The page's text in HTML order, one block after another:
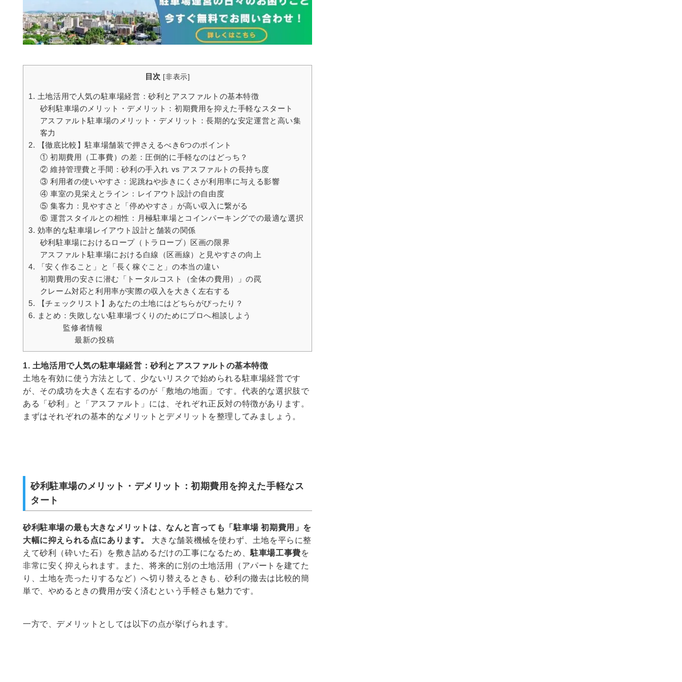
目次 [非表示]
1. 土地活用で人気の駐車場経営：砂利とアスファルトの基本特徴
砂利駐車場のメリット・デメリット：初期費用を抑えた手軽なスタート
アスファルト駐車場のメリット・デメリット：長期的な安定運営と高い集
客力
2. 【徹底比較】駐車場舗装で押さえるべき6つのポイント
① 初期費用（工事費）の差：圧倒的に手軽なのはどっち？
② 維持管理費と手間：砂利の手入れ vs アスファルトの長持ち度
③ 利用者の使いやすさ：泥跳ねや歩きにくさが利用率に与える影響
④ 車室の見栄えとライン：レイアウト設計の自由度
⑤ 集客力：見やすさと「停めやすさ」が高い収入に繋がる
⑥ 運営スタイルとの相性：月極駐車場とコインパーキングでの最適な選択
3. 効率的な駐車場レイアウト設計と舗装の関係
砂利駐車場におけるロープ（トラロープ）区画の限界
アスファルト駐車場における白線（区画線）と見やすさの向上
4. 「安く作ること」と「長く稼ぐこと」の本当の違い
初期費用の安さに潜む「トータルコスト（全体の費用）」の罠
クレーム対応と利用率が実際の収入を大きく左右する
5. 【チェックリスト】あなたの土地にはどちらがぴったり？
6. まとめ：失敗しない駐車場づくりのためにプロへ相談しよう
監修者情報
最新の投稿
1. 土地活用で人気の駐車場経営：砂利とアスファルトの基本特徴
土地を有効に使う方法として、少ないリスクで始められる駐車場経営です
が、その成功を大きく左右するのが「敷地の地面」です。代表的な選択肢で
ある「砂利」と「アスファルト」には、それぞれ正反対の特徴があります。
まずはそれぞれの基本的なメリットとデメリットを整理してみましょう。
砂利駐車場のメリット・デメリット：初期費用を抑えた手軽なス
タート
砂利駐車場の最も大きなメリットは、なんと言っても「駐車場 初期費用」を
大幅に抑えられる点にあります。
大きな舗装機械を使わず、土地を平らに整
えて砂利（砕いた石）を敷き詰めるだけの工事になるため、駐車場工事費を
非常に安く抑えられます。また、将来的に別の土地活用（アパートを建てた
り、土地を売ったりするなど）へ切り替えるときも、砂利の撤去は比較的簡
単で、やめるときの費用が安く済むという手軽さも魅力です。
一方で、デメリットとしては以下の点が挙げられます。